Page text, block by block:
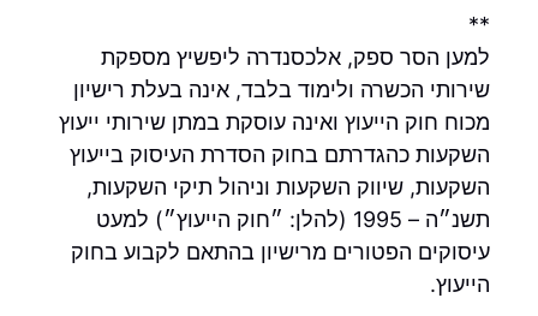
**
למען הסר ספק, אלכסנדרה ליפשיץ מספקת
שירותי הכשרה ולימוד בלבד, אינה בעלת רישיון
מכוח חוק הייעוץ ואינה עוסקת במתן שירותי ייעוץ
השקעות כהגדרתם בחוק הסדרת העיסוק בייעוץ
השקעות, שיווק השקעות וניהול תיקי השקעות,
תשנ״ה – 1995 (להלן: ״חוק הייעוץ״) למעט
עיסוקים הפטורים מרישיון בהתאם לקבוע בחוק
הייעוץ.